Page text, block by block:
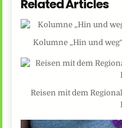
Related Articles
Kolumne „Hin und
Reisen mit dem